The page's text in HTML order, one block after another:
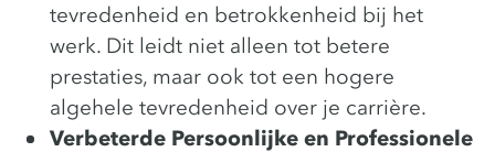
tevredenheid en betrokkenheid bij het
werk. Dit leidt niet alleen tot betere
prestaties, maar ook tot een hogere
algehele tevredenheid over je carrière.
Verbeterde Persoonlijke en Professionele